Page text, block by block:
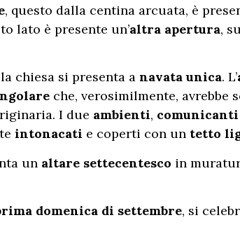
, questo dalla centina arcuata, è
lato è presente un’altra apertura,
chiesa si presenta a navata unica. L’
che, verosimilmente, avrebbe
I due ambienti, comunicanti
intonacati e coperti con un tetto
un altare settecentesco in
domenica di settembre, si